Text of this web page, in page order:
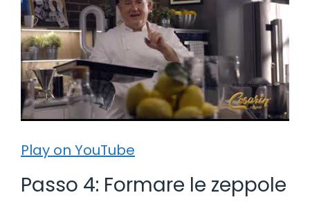
Play on YouTube
Passo 4: Formare le zeppole